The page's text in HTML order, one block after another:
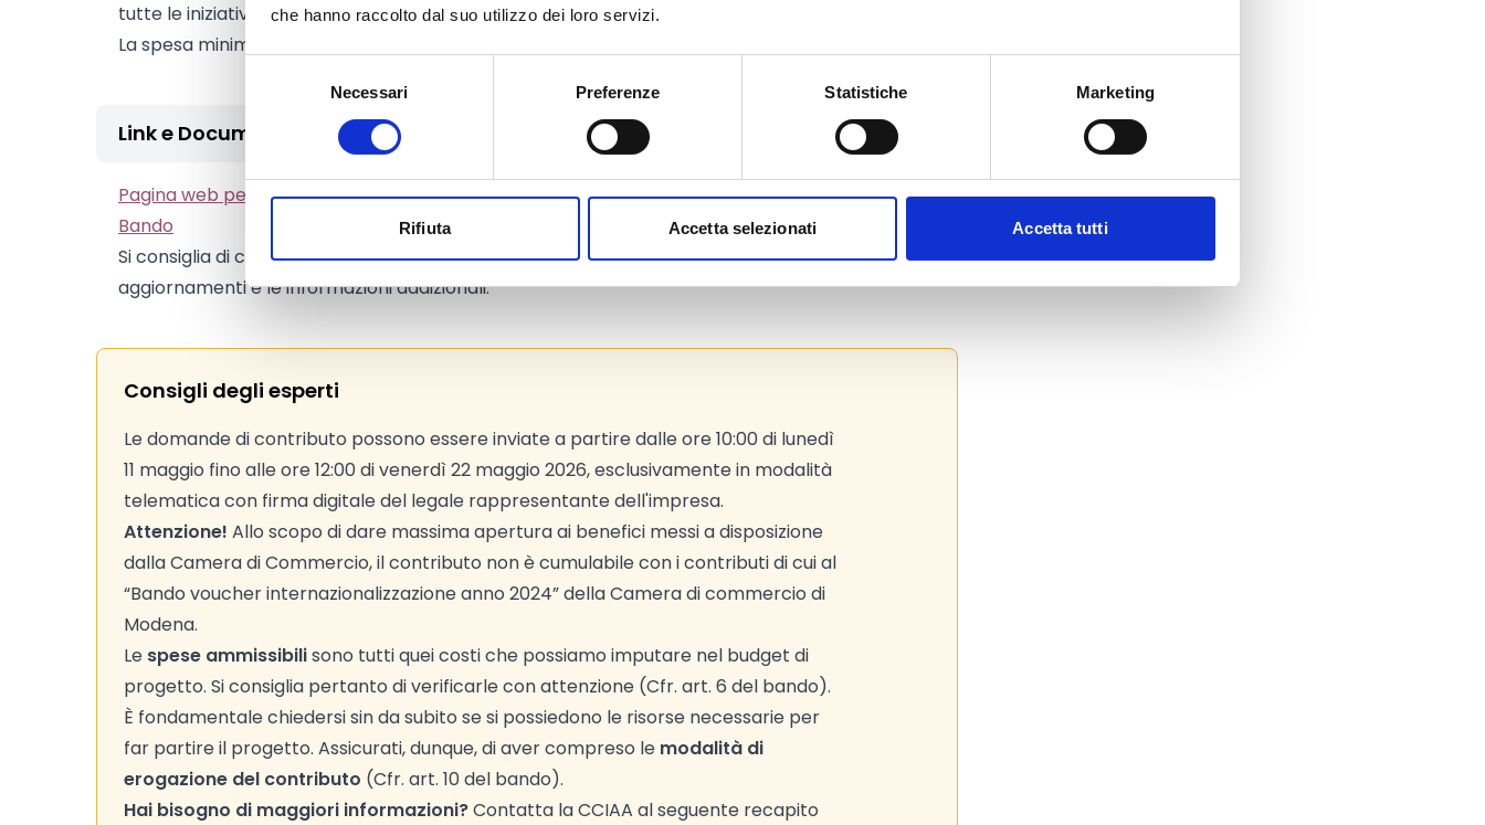
che hanno raccolto dal suo utilizzo dei loro servizi.
Necessari Preferenze Statistiche Marketing
Rifiuta Accetta selezionati Accetta tutti
tutte le iniziative che si svolgeranno in paesi extra UE, incluso il Regno Unito.
La spesa minima ammissibile è di
Link e Documenti
Pagina web per formulari e documenti
Bando
Si consiglia di consultare regolarmente il sito web ufficiale del bando per gli
aggiornamenti e le informazioni addizionali.
Consigli degli esperti
Le domande di contributo possono essere inviate a partire dalle ore 10:00 di lunedì
11 maggio fino alle ore 12:00 di venerdì 22 maggio 2026, esclusivamente in modalità
telematica con firma digitale del legale rappresentante dell'impresa.
Attenzione! Allo scopo di dare massima apertura ai benefici messi a disposizione
dalla Camera di Commercio, il contributo non è cumulabile con i contributi di cui al
“Bando voucher internazionalizzazione anno 2024” della Camera di commercio di
Modena.
Le spese ammissibilisono tutti quei costi che possiamo imputare nel budget di
progetto. Si consiglia pertanto di verificarle con attenzione (Cfr. art. 6 del bando).
È fondamentale chiedersi sin da subito se si possiedono le risorse necessarie per
far partire il progetto. Assicurati, dunque, di aver compreso le modalità di
erogazione del contributo (Cfr. art. 10 del bando).
Hai bisogno di maggiori informazioni?Contatta la CCIAA al seguente recapito